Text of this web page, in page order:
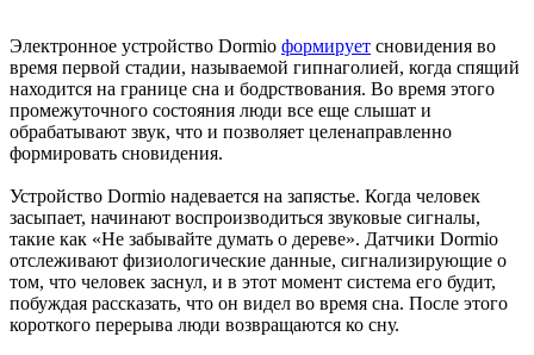
Электронное устройство Dormio формирует сновидения во
время первой стадии, называемой гипнаголией, когда спящий
находится на границе сна и бодрствования. Во время этого
промежуточного состояния люди все еще слышат и
обрабатывают звук, что и позволяет целенаправленно
формировать сновидения.
Устройство Dormio надевается на запястье. Когда человек
засыпает, начинают воспроизводиться звуковые сигналы,
такие как «Не забывайте думать о дереве». Датчики Dormio
отслеживают физиологические данные, сигнализирующие о
том, что человек заснул, и в этот момент система его будит,
побуждая рассказать, что он видел во время сна. После этого
короткого перерыва люди возвращаются ко сну.